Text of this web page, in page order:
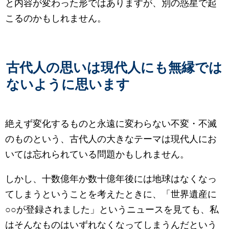
と内容が変わった形ではありますが、別の惑星で起
こるのかもしれません。
古代人の思いは現代人にも無縁では
ないように思います
絶えず変化するものと永遠に変わらない不変・不滅
のものという、古代人の大きなテーマは現代人にお
いては忘れられている問題かもしれません。
しかし、十数億年か数十億年後には地球はなくなっ
てしまうということを考えたときに、「世界遺産に
○○が登録されました」というニュースを見ても、私
はそんなものはいずれなくなってしまうんだという